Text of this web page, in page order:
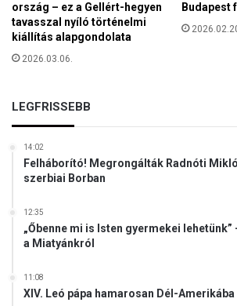
ország – ez a Gellért-hegyen
tavasszal nyíló történelmi
kiállítás alapgondolata
2026.03.06.
Budapest
LEGFRISSEBB
14:02
Felháborító! Megrongálták Radnóti
szerbiai Borban
12:35
„Őbenne mi is Isten gyermekei lehetünk”
a Miatyánkról
11:08
XIV. Leó pápa hamarosan Dél-